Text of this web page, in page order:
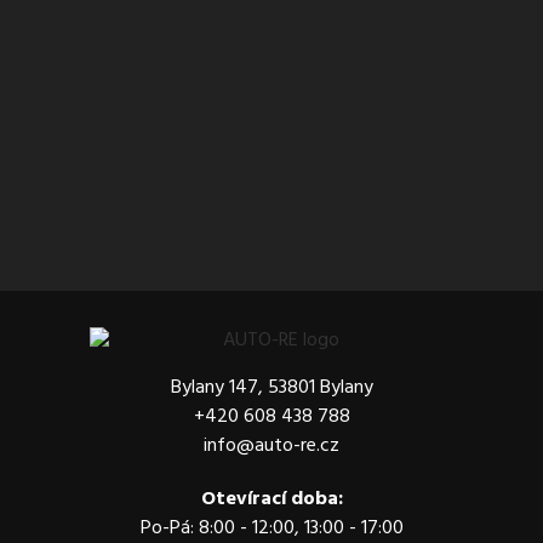
Bylany 147, 53801 Bylany
+420 608 438 788
info@auto-re.cz
Otevírací doba:
Po-Pá: 8:00 - 12:00, 13:00 - 17:00